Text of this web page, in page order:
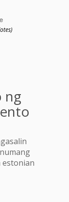
ng
estonian